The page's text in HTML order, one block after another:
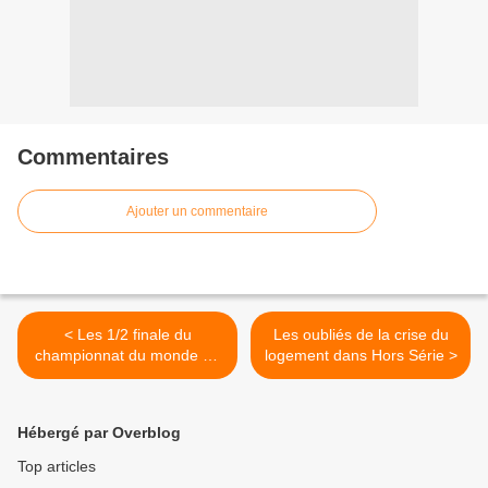
Commentaires
Ajouter un commentaire
< Les 1/2 finale du
championnat du monde de
rugby junior à suivre en
Les oubliés de la crise du
logement dans Hors Série >
Hébergé par Overblog
Top articles